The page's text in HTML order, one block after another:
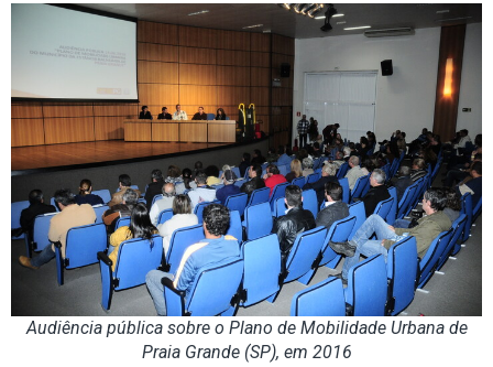
Audiência pública sobre o Plano de Mobilidade Urbana de
Praia Grande (SP), em 2016